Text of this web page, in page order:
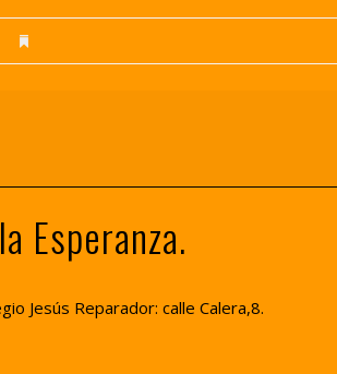
Esperanza.
Jesús Reparador: calle Calera,8.